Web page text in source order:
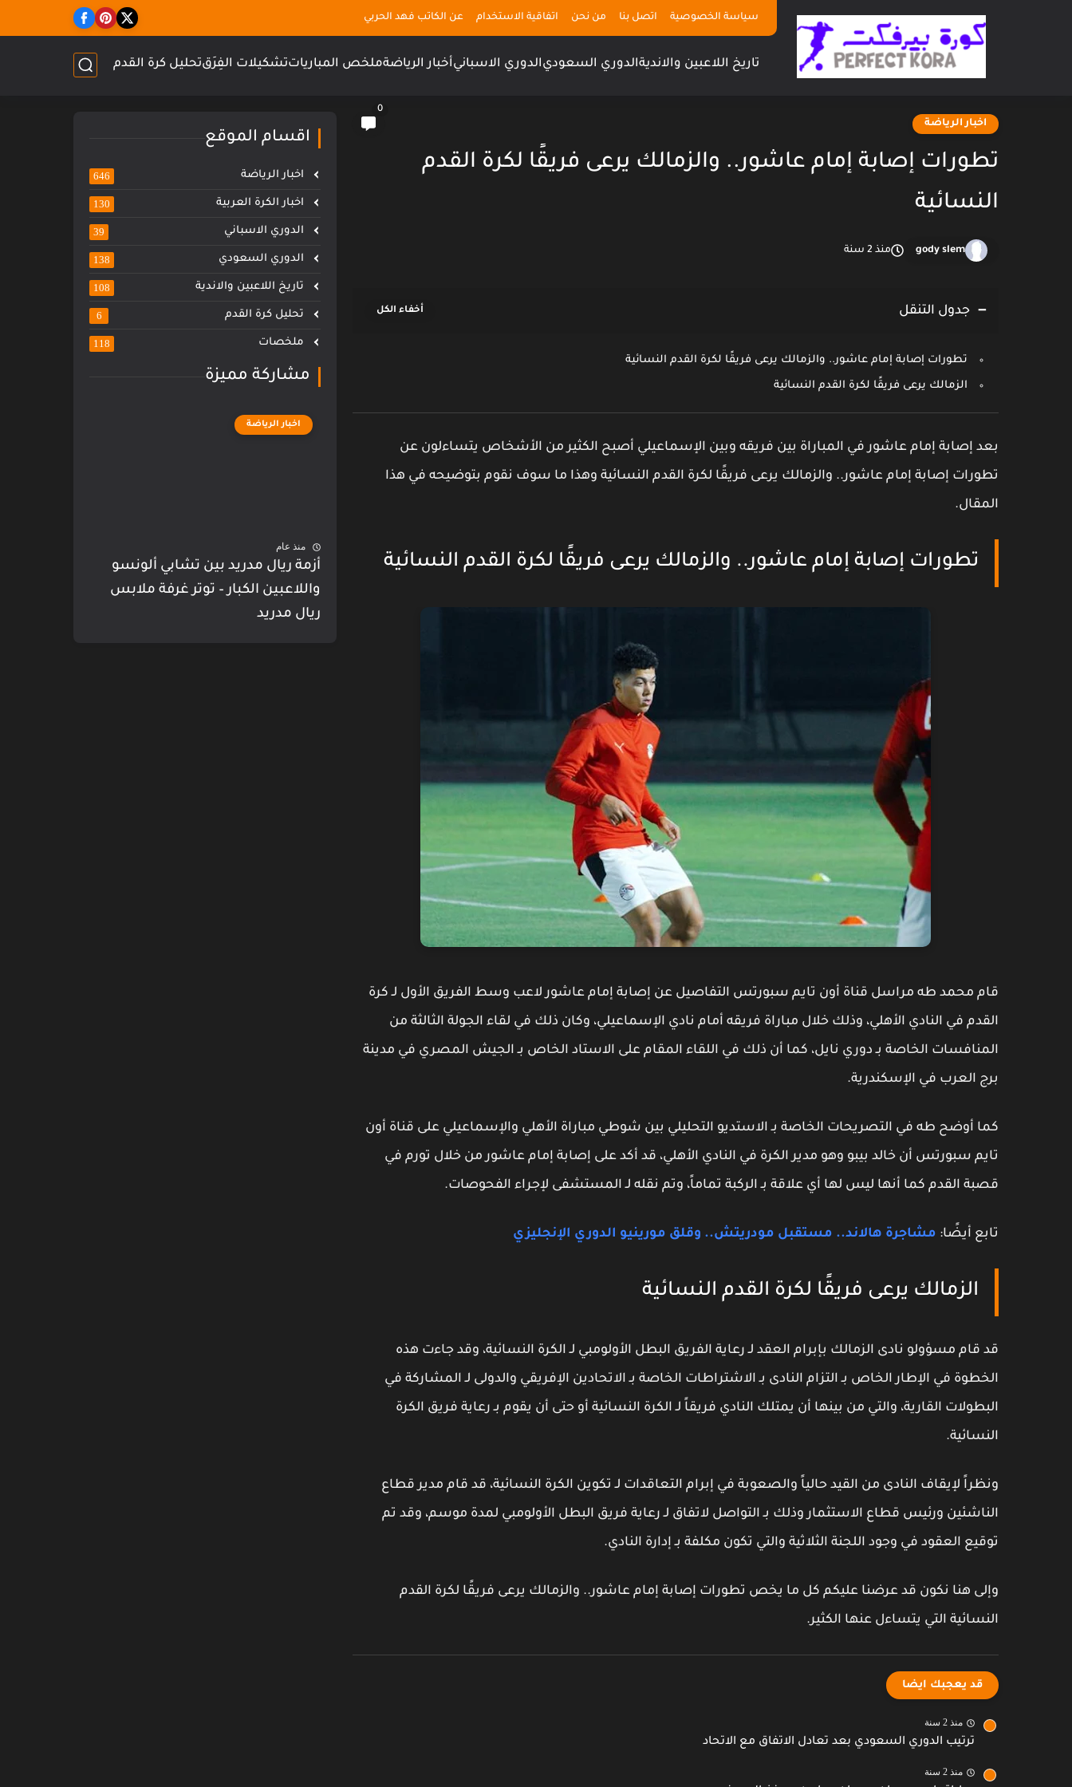
سياسة الخصوصية اتصل بنا من نحن اتفاقية الاستخدام عن الكاتب فهد الحربي
تاريخ اللاعبين والانديةالدوري السعوديالدوري الاسبانيأخبار الرياضةملخص المبارياتتشكيلات الفِرَقتحليل كرة القدم
اخبار الرياضة
0
تطورات إصابة إمام عاشور.. والزمالك يرعى فريقًا لكرة القدم
النسائية
gody slem منذ 2 سنة
جدول التنقل
تطورات إصابة إمام عاشور.. والزمالك يرعى فريقًا لكرة القدم النسائية
الزمالك يرعى فريقًا لكرة القدم النسائية
بعد إصابة إمام عاشور في المباراة بين فريقه وبين الإسماعيلي أصبح الكثير من الأشخاص يتساءلون عن
تطورات إصابة إمام عاشور.. والزمالك يرعى فريقًا لكرة القدم النسائية وهذا ما سوف نقوم بتوضيحه في هذا
المقال.
تطورات إصابة إمام عاشور.. والزمالك يرعى فريقًا لكرة القدم النسائية
قام محمد طه مراسل قناة أون تايم سبورتس التفاصيل عن إصابة إمام عاشور لاعب وسط الفريق الأول لـ كرة
القدم في النادي الأهلي، وذلك خلال مباراة فريقه أمام نادي الإسماعيلي، وكان ذلك في لقاء الجولة الثالثة من
المنافسات الخاصة بـ دوري نايل، كما أن ذلك في اللقاء المقام على الاستاد الخاص بـ الجيش المصري في مدينة
برج العرب في الإسكندرية.
كما أوضح طه في التصريحات الخاصة بـ الاستديو التحليلي بين شوطي مباراة الأهلي والإسماعيلي على قناة أون
تايم سبورتس أن خالد بيبو وهو مدير الكرة في النادي الأهلي، قد أكد على إصابة إمام عاشور من خلال تورم في
قصبة القدم كما أنها ليس لها أي علاقة بـ الركبة تماماً، وتم نقله لـ المستشفى لإجراء الفحوصات.
تابع أيضًا: مشاجرة هالاند.. مستقبل مودريتش.. وقلق مورينيو الدوري الإنجليزي
الزمالك يرعى فريقًا لكرة القدم النسائية
قد قام مسؤولو نادى الزمالك بإبرام العقد لـ رعاية الفريق البطل الأولومبي لـ الكرة النسائية، وقد جاءت هذه
الخطوة في الإطار الخاص بـ التزام النادى بـ الاشتراطات الخاصة بـ الاتحادين الإفريقي والدولى لـ المشاركة في
البطولات القارية، والتي من بينها أن يمتلك النادي فريقاً لـ الكرة النسائية أو حتى أن يقوم بـ رعاية فريق الكرة
النسائية.
ونظراً لإيقاف النادى من القيد حالياً والصعوبة في إبرام التعاقدات لـ تكوين الكرة النسائية، قد قام مدير قطاع
الناشئين ورئيس قطاع الاستثمار وذلك بـ التواصل لاتفاق لـ رعاية فريق البطل الأولومبي لمدة موسم، وقد تم
توقيع العقود في وجود اللجنة الثلاثية والتي تكون مكلفة بـ إدارة النادي.
وإلى هنا نكون قد عرضنا عليكم كل ما يخص تطورات إصابة إمام عاشور.. والزمالك يرعى فريقًا لكرة القدم
النسائية التي يتساءل عنها الكثير.
قد يعجبك ايضا
منذ 2 سنة
ترتيب الدوري السعودي بعد تعادل الاتفاق مع الاتحاد
منذ 2 سنة
اقسام الموقع
اخبار الرياضة 646
اخبار الكرة العربية 130
الدوري الاسباني 39
الدوري السعودي 138
تاريخ اللاعبين والاندية 108
تحليل كرة القدم 6
ملخصات 118
مشاركة مميزة
اخبار الرياضة
منذ عام
أزمة ريال مدريد بين تشابي ألونسو
واللاعبين الكبار – توتر غرفة ملابس
ريال مدريد